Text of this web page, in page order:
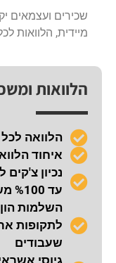
שכירים ועצמאים
מיידית, הלוואות
הלוואות
הלוואה
איחוד
נכיון
עד %100 משווי הבטוחה
השלמות
לתקופות
שעבודים